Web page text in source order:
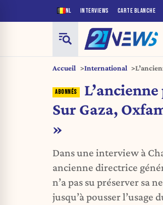
NL INTERVIEWS CARTE BLANCHE
Accueil International
Sur Gaza,
»
Dans une interview à
ancienne directrice
n’a pas su préserver sa
jusqu’à pousser l’usage